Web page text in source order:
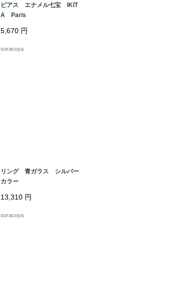
ピアス エナメル七宝 IKIT
A Paris
5,670円
soracoya
リング 青ガラス シルバー
カラー
13,310円
soracoya